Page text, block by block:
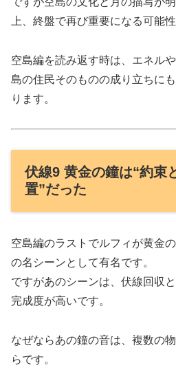
上、終盤で再び重要になる可能
空島編を読み返す時は、エネル
島の住民そのものの成り立ちに
ります。
伏線9 黄金の鐘は“約束
置”だった
空島編のラストでルフィが黄金
の名シーンとして有名です。
ですがあのシーンは、伏線回収
完成度が高いです。
なぜならあの鐘の音は、複数の
らです。